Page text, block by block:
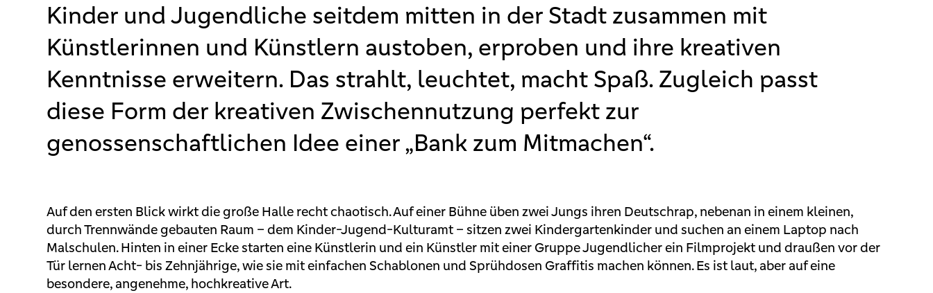
Kinder und Jugendliche seitdem mitten in der Stadt zusammen mit
Künstlerinnen und Künstlern austoben, erproben und ihre kreativen
Kenntnisse erweitern. Das strahlt, leuchtet, macht Spaß. Zugleich passt
diese Form der kreativen Zwischennutzung perfekt zur
genossenschaftlichen Idee einer „Bank zum Mitmachen“.
Auf den ersten Blick wirkt die große Halle recht chaotisch. Auf einer Bühne üben zwei Jungs ihren Deutschrap, nebenan in einem kleinen,
durch Trennwände gebauten Raum – dem Kinder-Jugend-Kulturamt – sitzen zwei Kindergartenkinder und suchen an einem Laptop nach
Malschulen. Hinten in einer Ecke starten eine Künstlerin und ein Künstler mit einer Gruppe Jugendlicher ein Filmprojekt und draußen vor der
Tür lernen Acht- bis Zehnjährige, wie sie mit einfachen Schablonen und Sprühdosen Graffitis machen können. Es ist laut, aber auf eine
besondere, angenehme, hochkreative Art.